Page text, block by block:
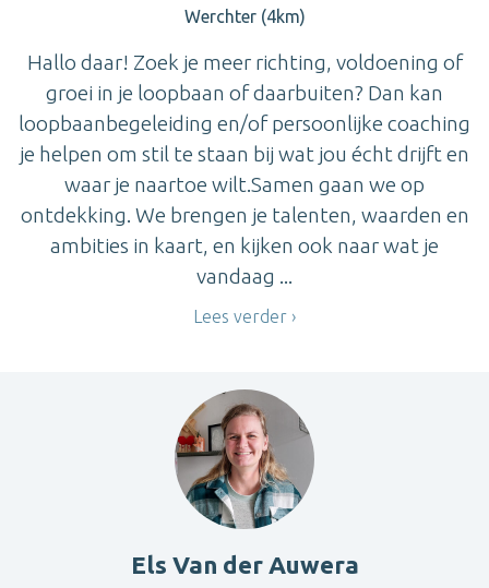
Werchter (4km)
Hallo daar! Zoek je meer richting, voldoening of
groei in je loopbaan of daarbuiten? Dan kan
loopbaanbegeleiding en/of persoonlijke coaching
je helpen om stil te staan bij wat jou écht drijft en
waar je naartoe wilt.Samen gaan we op
ontdekking. We brengen je talenten, waarden en
ambities in kaart, en kijken ook naar wat je
vandaag ...
Lees verder
Els Van der Auwera